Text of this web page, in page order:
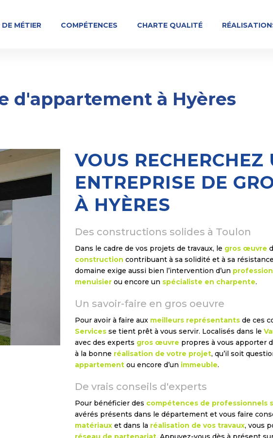
MÉTIER COMPÉTENCES CHARTE QUALITÉ
d'appartement à Hyères
VOUS RECHERCHEZ
ENTREPRISE DE
À HYÈRES
Des constructions solides à Toulon
Dans le cadre de vos projets de travaux, le gros œuvre
construction contribuant à sa solidité et à sa
domaine exige aussi bien l’intervention d’un
menuisier ou encore un spécialiste en charpente.
Un savoir-faire en gros oeuvre
Pour avoir à faire aux meilleurs représentants de ces
Services se tient prêt à vous servir. Localisés dans le
avec des experts gros œuvre propres à vous apporter
à la bonne réalisation de votre projet, qu’il soit
appartement ou encore d’un immeuble.
De vrais conseils d'experts
Pour bénéficier des compétences de professionnels
avérés présents dans le département et vous faire
matériaux et dans la réalisation de vos travaux, vous